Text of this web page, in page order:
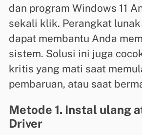
dan program Windows 11
sekali klik. Perangkat
dapat membantu Anda
sistem. Solusi ini juga
kritis yang mati saat
pembaruan, atau saat
Metode 1. Instal ulang
Driver